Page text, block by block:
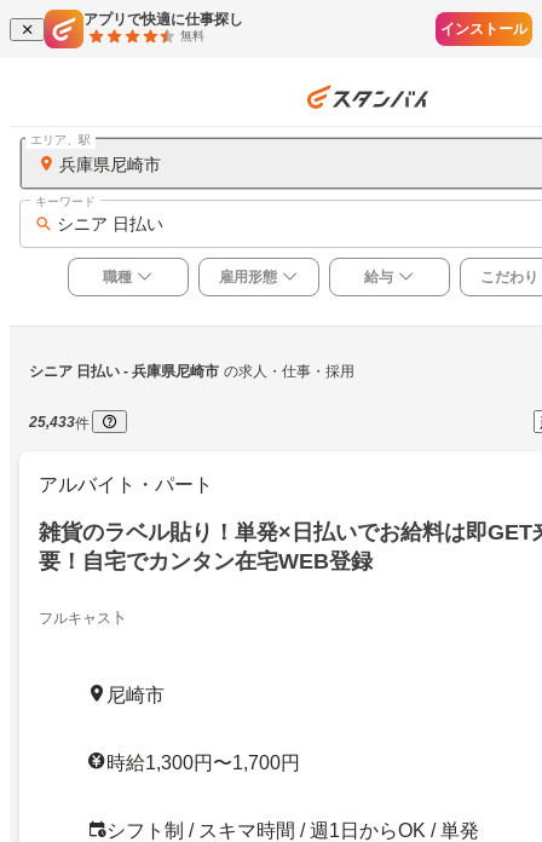
アプリで快適に仕事探し
無料 インストール
兵庫県尼崎市
エリア、駅
シニア 日払い
キーワード
職種 雇用形態 給与 こだわり
シニア 日払い - 兵庫県尼崎市 の求人・仕事・採用
25,433件
アルバイト・パート
雑貨のラベル貼り！単発×日払いでお給料は即GET
要！自宅でカンタン在宅WEB登録
フルキャス卜
尼崎市
時給1,300円〜1,700円
シフト制 / スキマ時間 / 週1日からOK / 単発